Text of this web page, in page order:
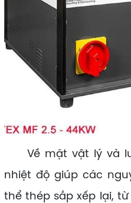
Về mặt vật lý và
nhiệt độ giúp các
thể thép sắp xếp lại,